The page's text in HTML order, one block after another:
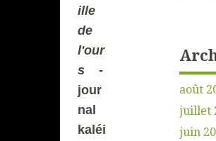
ille
de
l'our
s -
jour
nal
kaléi
août
juillet
juin